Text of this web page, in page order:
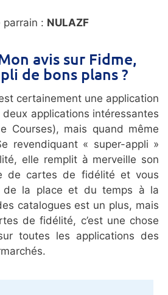
parrain : NULAZF
avis sur Fidme,
de bons plans ?
certainement une application
applications intéressantes
Courses), mais quand même
revendiquant « super-appli »
elle remplit à merveille son
de cartes de fidélité et vous
de la place et du temps à la
catalogues est un plus, mais
de fidélité, c’est une chose
toutes les applications des